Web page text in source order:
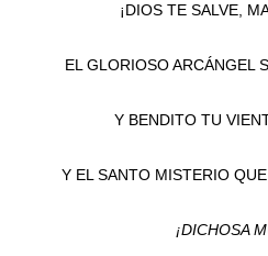
¡DIOS TE SALVE,
EL GLORIOSO ARCÁNGEL
Y BENDITO TU
Y EL SANTO MISTERIO
¡DICHOSA